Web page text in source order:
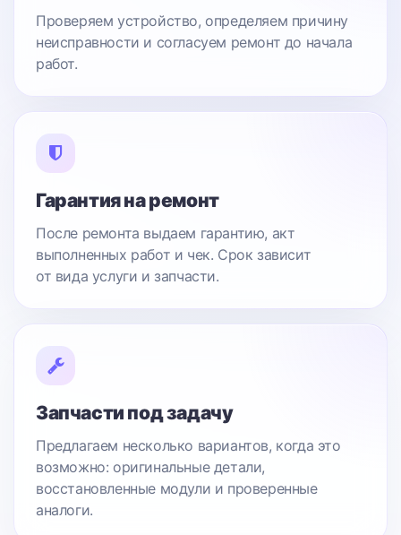
Проверяем устройство, определяем причину
неисправности и согласуем ремонт до начала
работ.
Гарантия на ремонт
После ремонта выдаем гарантию, акт
выполненных работ и чек. Срок зависит
от вида услуги и запчасти.
Запчасти под задачу
Предлагаем несколько вариантов, когда это
возможно: оригинальные детали,
восстановленные модули и проверенные
аналоги.